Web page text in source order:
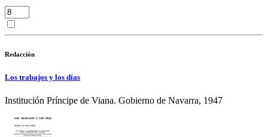
Redacción
Los trabajos y los días
Institución Príncipe de Viana. Gobierno de Navarra, 1947